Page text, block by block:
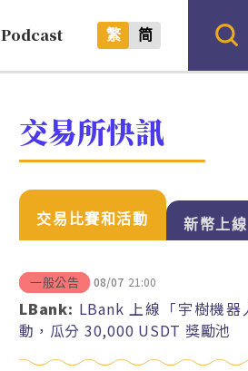
Podcast 繁 简
交易所快訊
交易比賽和活動 新幣上線
一般公告 08/07 21:00
LBank: LBank 上線「宇樹機
動，瓜分 30,000 USDT 獎勵池